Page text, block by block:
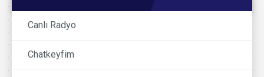
Canlı Radyo
Chatkeyfim